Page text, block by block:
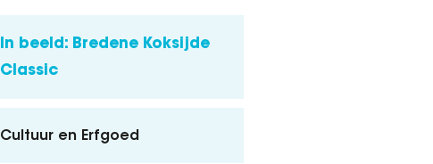
In beeld: Bredene Koksijde
Classic
Cultuur en Erfgoed